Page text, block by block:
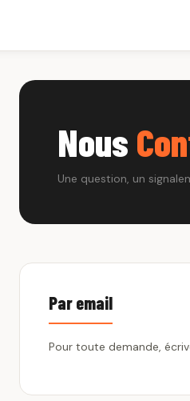
Nous
Une question, un
Par email
Pour toute demande,